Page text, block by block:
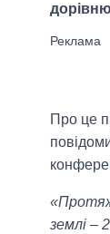
Про це
землі –